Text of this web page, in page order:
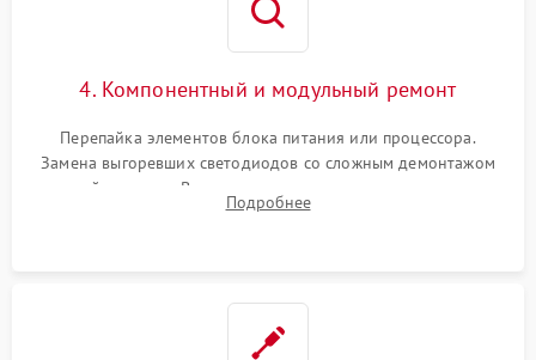
4. Компонентный и модульный ремонт
Перепайка элементов блока питания или процессора.
Замена выгоревших светодиодов со сложным демонтажом
хрупкой матрицы. Восстановление поврежденных дорожек,
прошивка микросхем памяти EEPROM
Подробнее